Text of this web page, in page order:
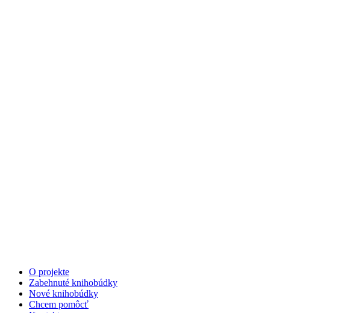
O projekte
Zabehnuté knihobúdky
Nové knihobúdky
Chcem pomôcť